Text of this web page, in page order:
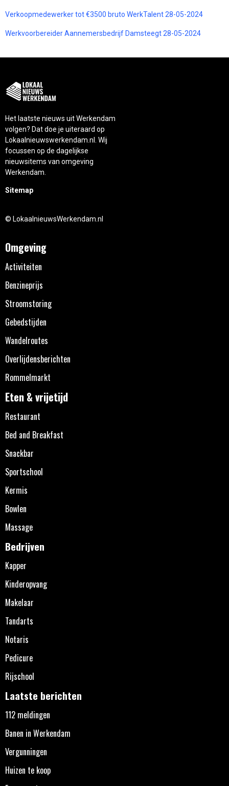
Verkoopmedewerker tot €3500 bruto WerkTalent 28-05-2024
Werkvoorbereider Aannemersbedrijf Damsteegt 28-05-2024
Het laatste nieuws uit Werkendam
volgen? Dat doe je uiteraard op
Lokaalnieuwswerkendam.nl. Wij
focussen op de dagelijkse
nieuwsitems van omgeving
Werkendam.
Sitemap
© LokaalnieuwsWerkendam.nl
Omgeving
Activiteiten
Benzineprijs
Stroomstoring
Gebedstijden
Wandelroutes
Overlijdensberichten
Rommelmarkt
Eten & vrijetijd
Restaurant
Bed and Breakfast
Snackbar
Sportschool
Kermis
Bowlen
Massage
Bedrijven
Kapper
Kinderopvang
Makelaar
Tandarts
Notaris
Pedicure
Rijschool
Laatste berichten
112 meldingen
Banen in Werkendam
Vergunningen
Huizen te koop